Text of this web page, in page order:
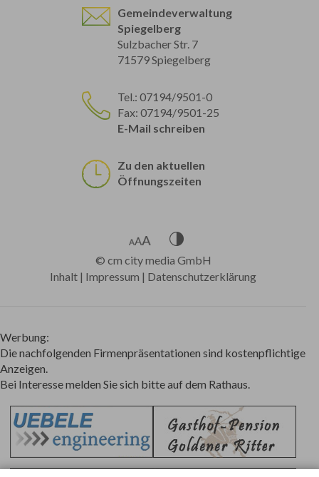
Gemeindeverwaltung
Spiegelberg
Sulzbacher Str. 7
71579 Spiegelberg
Tel.: 07194/9501-0
Fax: 07194/9501-25
E-Mail schreiben
Zu den aktuellen
Öffnungszeiten
© cm city media GmbH
Inhalt | Impressum | Datenschutzerklärung
Werbung:
Die nachfolgenden Firmenpräsentationen sind kostenpflichtige
Anzeigen.
Bei Interesse melden Sie sich bitte auf dem Rathaus.